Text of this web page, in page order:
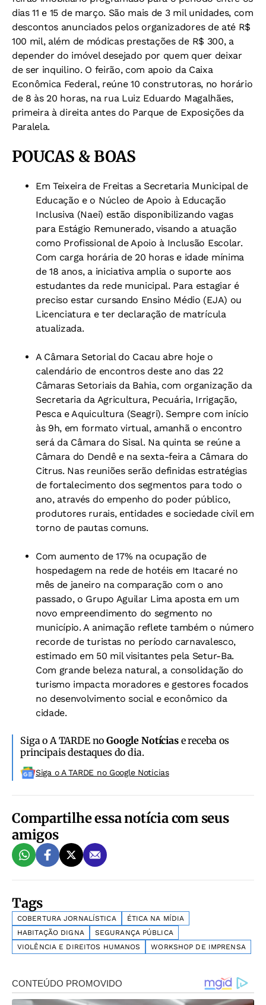
dias 11 e 15 de março. São mais de 3 mil unidades, com
descontos anunciados pelos organizadores de até R$
100 mil, além de módicas prestações de R$ 300, a
depender do imóvel desejado por quem quer deixar
de ser inquilino. O feirão, com apoio da Caixa
Econômica Federal, reúne 10 construtoras, no horário
de 8 às 20 horas, na rua Luiz Eduardo Magalhães,
primeira à direita antes do Parque de Exposições da
Paralela.
POUCAS & BOAS
Em Teixeira de Freitas a Secretaria Municipal de
Educação e o Núcleo de Apoio à Educação
Inclusiva (Naei) estão disponibilizando vagas
para Estágio Remunerado, visando a atuação
como Profissional de Apoio à Inclusão Escolar.
Com carga horária de 20 horas e idade mínima
de 18 anos, a iniciativa amplia o suporte aos
estudantes da rede municipal. Para estagiar é
preciso estar cursando Ensino Médio (EJA) ou
Licenciatura e ter declaração de matrícula
atualizada.
A Câmara Setorial do Cacau abre hoje o
calendário de encontros deste ano das 22
Câmaras Setoriais da Bahia, com organização da
Secretaria da Agricultura, Pecuária, Irrigação,
Pesca e Aquicultura (Seagri). Sempre com início
às 9h, em formato virtual, amanhã o encontro
será da Câmara do Sisal. Na quinta se reúne a
Câmara do Dendê e na sexta-feira a Câmara do
Citrus. Nas reuniões serão definidas estratégias
de fortalecimento dos segmentos para todo o
ano, através do empenho do poder público,
produtores rurais, entidades e sociedade civil em
torno de pautas comuns.
Com aumento de 17% na ocupação de
hospedagem na rede de hotéis em Itacaré no
mês de janeiro na comparação com o ano
passado, o Grupo Aguilar Lima aposta em um
novo empreendimento do segmento no
município. A animação reflete também o número
recorde de turistas no período carnavalesco,
estimado em 50 mil visitantes pela Setur-Ba.
Com grande beleza natural, a consolidação do
turismo impacta moradores e gestores focados
no desenvolvimento social e econômico da
cidade.
Siga o A TARDE noGoogle Notíciase receba os
principais destaques do dia.
Siga o A TARDE no Google Noticias
Compartilhe essa notícia com seus
amigos
Tags
COBERTURA JORNALÍSTICA
ÉTICA NA MÍDIA
HABITAÇÃO DIGNA
SEGURANÇA PÚBLICA
VIOLÊNCIA E DIREITOS HUMANOS
WORKSHOP DE IMPRENSA